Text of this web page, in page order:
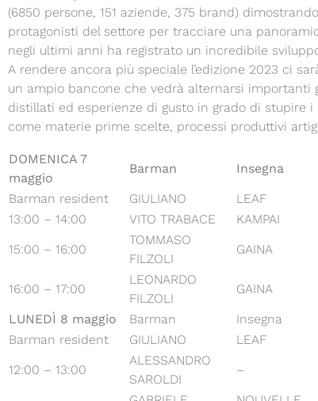
(6850 persone, 151 aziende, 375 brand)
protagonisti del settore per tracciare una
negli ultimi anni ha registrato un incredibile
A rendere ancora più speciale l’edizione 2023 ci
un ampio bancone che vedrà alternarsi importanti
distillati ed esperienze di gusto in grado di stupire
come materie prime scelte, processi produttivi
DOMENICA 7
maggio
Barman Insegna
Barman resident
GIULIANO LEAF
13:00 – 14:00
VITO TRABACE KAMPAI
15:00 – 16:00
TOMMASO
FILZOLI
GAINA
16:00 – 17:00
LEONARDO
FILZOLI
GAINA
LUNEDÌ 8 maggio
Barman Insegna
Barman resident
GIULIANO LEAF
12:00 – 13:00
ALESSANDRO
SAROLDI
–